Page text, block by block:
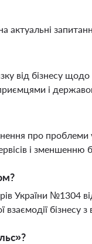
актуальні
від бізнесу щодо
і
про проблеми
і зменшенню
України №1304
бізнесу